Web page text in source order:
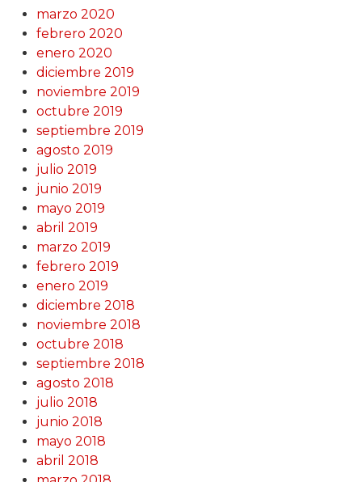
marzo 2020
febrero 2020
enero 2020
diciembre 2019
noviembre 2019
octubre 2019
septiembre 2019
agosto 2019
julio 2019
junio 2019
mayo 2019
abril 2019
marzo 2019
febrero 2019
enero 2019
diciembre 2018
noviembre 2018
octubre 2018
septiembre 2018
agosto 2018
julio 2018
junio 2018
mayo 2018
abril 2018